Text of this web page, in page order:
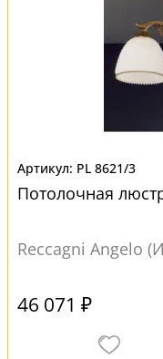
PL 8621/3
Потолочная
Reccagni Angelo
46 071 ₽